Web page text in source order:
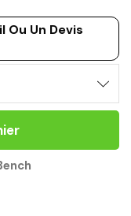
Ou Un Devis